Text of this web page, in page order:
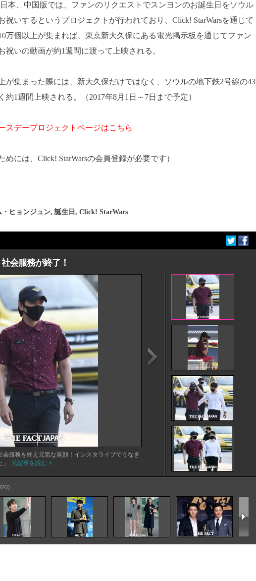
本、中国版では、ファンのリクエストでスンヨンのお誕生日をソウル
祝いするというプロジェクトが行われており、Click! StarWarsを通じて
万個以上が集まれば、東京新大久保にある電光掲示板を通じてファン
祝いの動画が約1週間に渡って上映される。
が集まった際には、新大久保だけではなく、ソウルの地下鉄2号線の43
1週間上映される。（2017年8月1日～7日まで予定）
スデープロジェクトページはこちら
めには、Click! StarWarsの会員登録が必要です）
・ヒョンジュン, 誕生日 , Click! StarWars
会服務が終了！
会服務を終え元気な笑顔！インスタライブでうなぎ
元記事を読む
/20)